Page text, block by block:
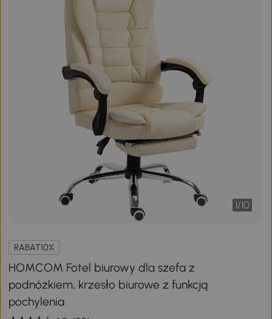
1/10
RABAT10%
HOMCOM Fotel biurowy dla szefa z
podnóżkiem, krzesło biurowe z funkcją
pochylenia